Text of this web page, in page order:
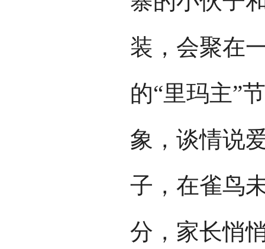
装，会聚在
的“里玛主”
象，谈情说
子，在雀鸟
分，家长悄